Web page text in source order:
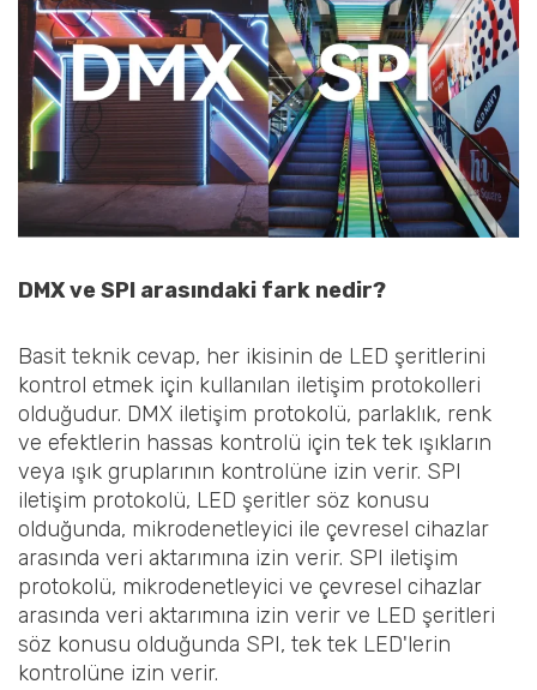
DMX ve SPI arasındaki fark nedir?
Basit teknik cevap, her ikisinin de LED şeritlerini
kontrol etmek için kullanılan iletişim protokolleri
olduğudur. DMX iletişim protokolü, parlaklık, renk
ve efektlerin hassas kontrolü için tek tek ışıkların
veya ışık gruplarının kontrolüne izin verir. SPI
iletişim protokolü, LED şeritler söz konusu
olduğunda, mikrodenetleyici ile çevresel cihazlar
arasında veri aktarımına izin verir. SPI iletişim
protokolü, mikrodenetleyici ve çevresel cihazlar
arasında veri aktarımına izin verir ve LED şeritleri
söz konusu olduğunda SPI, tek tek LED'lerin
kontrolüne izin verir.